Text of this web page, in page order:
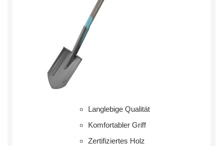
Langlebige Qualität
Komfortabler Griff
Zertifiziertes Holz